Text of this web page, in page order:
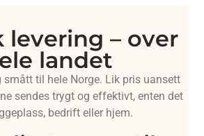
levering – over
landet
smått til hele Norge. Lik pris uansett
sendes trygt og effektivt, enten det
bedrift eller hjem.